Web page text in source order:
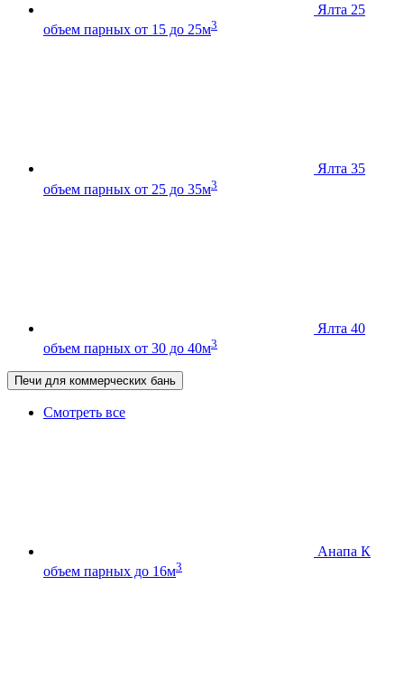
Ялта 25
объем парных от 15 до 25м3
Ялта 35
объем парных от 25 до 35м3
Ялта 40
объем парных от 30 до 40м3
Печи для коммерческих бань
Смотреть все
Анапа К
объем парных до 16м3